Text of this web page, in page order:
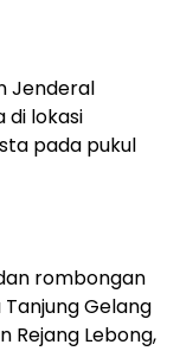
Jenderal
di lokasi
pada pukul
rombongan
Gelang
Rejang Lebong,